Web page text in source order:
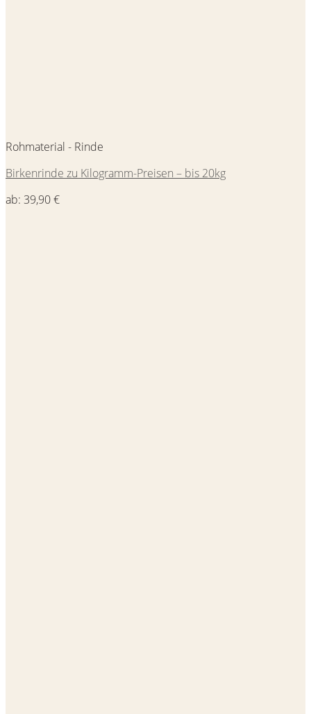
Rohmaterial - Rinde
Birkenrinde zu Kilogramm-Preisen – bis 20kg
ab: 39,90€